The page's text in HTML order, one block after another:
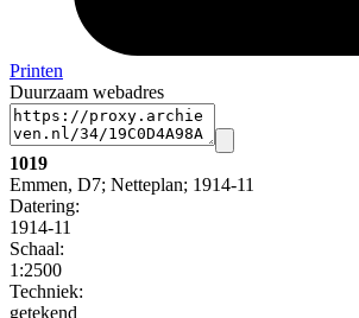
Printen
Duurzaam webadres
1019
Emmen, D7; Netteplan; 1914-11
Datering:
1914-11
Schaal:
1:2500
Techniek:
getekend